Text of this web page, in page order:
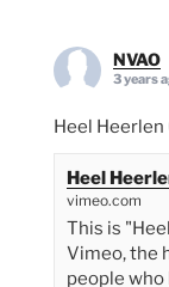
NVAO
3 years
Heel Heerlen
Heel
vimeo.com
This is
Vimeo, the
people